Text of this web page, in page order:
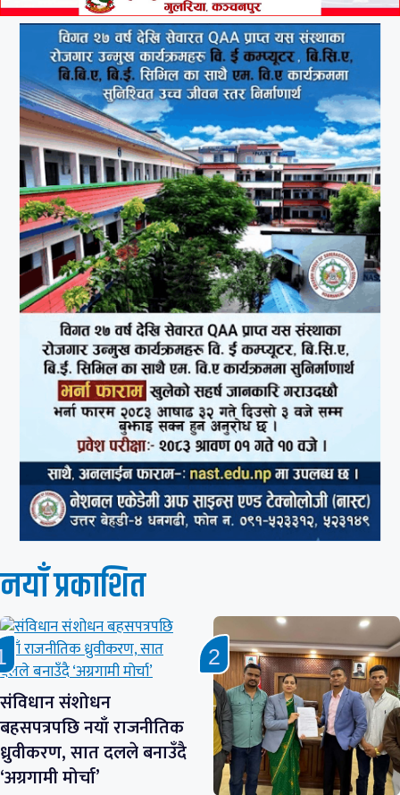
नयाँ प्रकाशित
संविधान संशोधन
बहसपत्रपछि नयाँ राजनीतिक
ध्रुवीकरण, सात दलले बनाउँदै
‘अग्रगामी मोर्चा’